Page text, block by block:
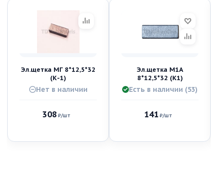
Эл.щетка МГ 8*12,5*32
(К-1)
Нет в наличии
308 ₽/шт
Эл.щетка М1А
8*12,5*32 (K1)
Есть в наличии (53)
141 ₽/шт